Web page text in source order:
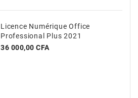
Licence Numérique Office
Professional Plus 2021
Prix
36 000,00 CFA